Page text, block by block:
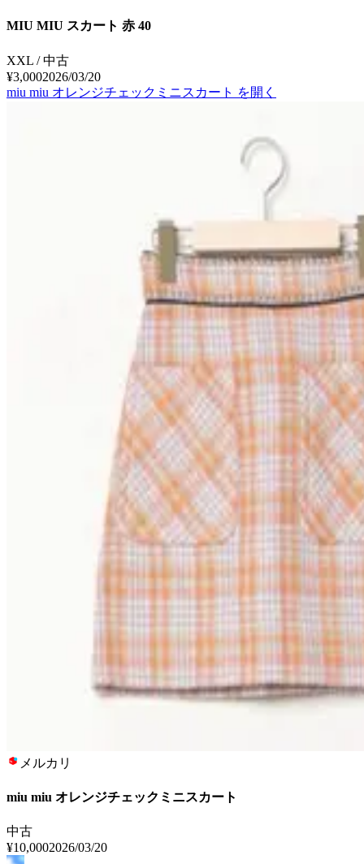
MIU MIU スカート 赤 40
XXL / 中古
¥3,0002026/03/20
miu miu オレンジチェックミニスカート を開く
メルカリ
miu miu オレンジチェックミニスカート
中古
¥10,0002026/03/20